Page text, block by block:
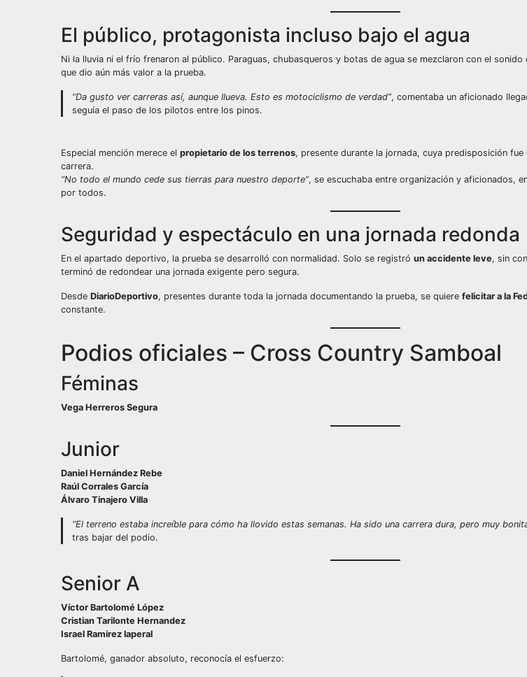
El público, protagonista incluso bajo el agua
Ni la lluvia ni el frío frenaron al público. Paraguas, chubasqueros y botas de agua se mezclaron con el
que dio aún más valor a la prueba.
“Da gusto ver carreras así, aunque llueva. Esto es motociclismo de verdad”, comentaba un aficionado
seguía el paso de los pilotos entre los pinos.
Especial mención merece el propietario de los terrenos, presente durante la jornada, cuya predisposición
carrera.
“No todo el mundo cede sus tierras para nuestro deporte”, se escuchaba entre organización y aficionados,
por todos.
Seguridad y espectáculo en una jornada redonda
En el apartado deportivo, la prueba se desarrolló con normalidad. Solo se registró un accidente leve, sin
terminó de redondear una jornada exigente pero segura.
Desde DiarioDeportivo, presentes durante toda la jornada documentando la prueba, se quiere felicitar a la
constante.
Podios oficiales – Cross Country Samboal
Féminas
Vega Herreros Segura
Junior
Daniel Hernández Rebe
Raúl Corrales García
Álvaro Tinajero Villa
“El terreno estaba increíble para cómo ha llovido estas semanas. Ha sido una carrera dura, pero muy
tras bajar del podio.
Senior A
Víctor Bartolomé López
Cristian Tarilonte Hernandez
Israel Ramirez laperal
Bartolomé, ganador absoluto, reconocía el esfuerzo: